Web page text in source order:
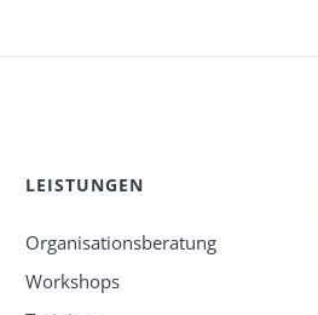
LEISTUNGEN
Organisationsberatung
Workshops